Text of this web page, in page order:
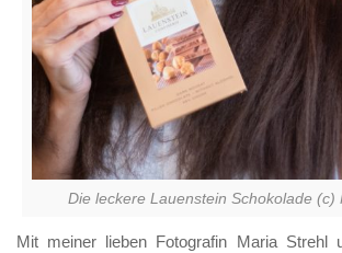
Die leckere Lauenstein Schokolade (c)
Mit meiner lieben Fotografin Maria Strehl